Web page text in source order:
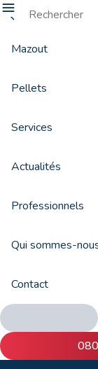
Mazout
Pellets
Services
Actualités
Professionnels
Qui sommes-
Contact
5
Vous
chauffer
voici
pour limiter